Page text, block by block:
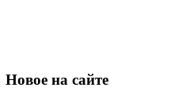
Новое на сайте